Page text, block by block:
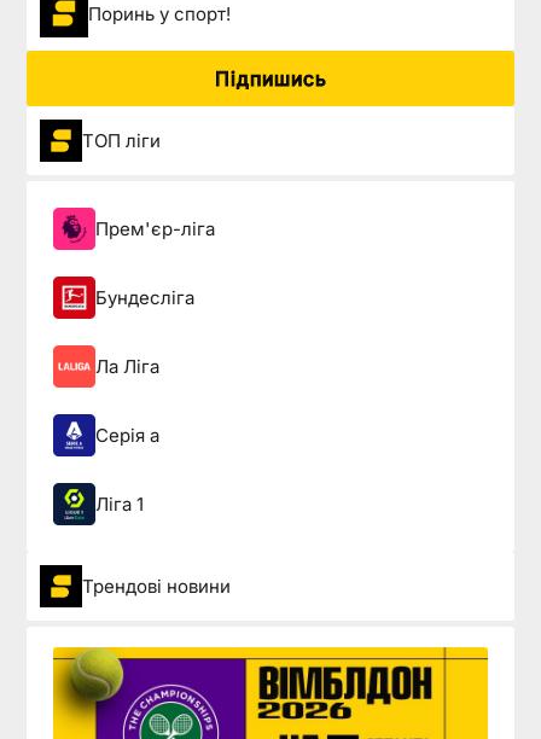
Поринь у спорт!
Підпишись
ТОП ліги
Прем'єр-ліга
Бундесліга
Ла Ліга
Серія а
Ліга 1
Трендові новини